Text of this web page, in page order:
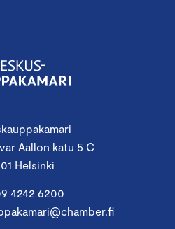
Aallon katu 5 C
Helsinki
4242 6200